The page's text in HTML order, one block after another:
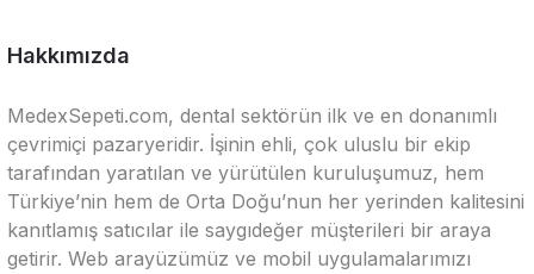
Hakkımızda
MedexSepeti.com, dental sektörün ilk ve en donanımlı
çevrimiçi pazaryeridir. İşinin ehli, çok uluslu bir ekip
tarafından yaratılan ve yürütülen kuruluşumuz, hem
Türkiye’nin hem de Orta Doğu’nun her yerinden kalitesini
kanıtlamış satıcılar ile saygıdeğer müşterileri bir araya
getirir. Web arayüzümüz ve mobil uygulamalarımızı